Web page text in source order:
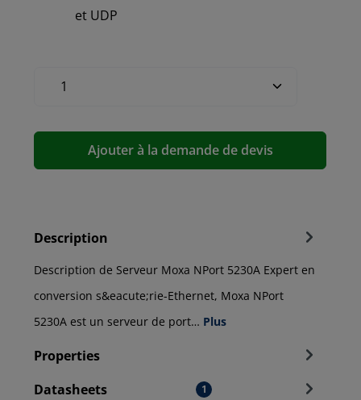
et UDP
Ajouter à la demande de devis
Description
Description de Serveur Moxa NPort 5230A Expert en
conversion s&eacute;rie-Ethernet, Moxa NPort
5230A est un serveur de port… Plus
Properties
Datasheets
1